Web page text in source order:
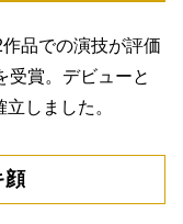
品での演技が評価
受賞。デビューと
しました。
顔